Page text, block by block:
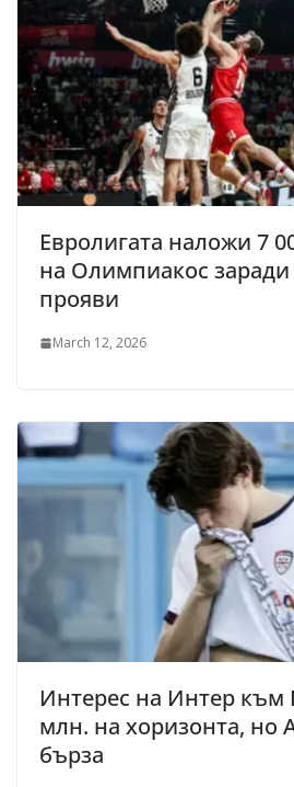
Евролигата наложи 7
на Олимпиакос
прояви
March 12, 2026
Интерес на Интер към
млн. на хоризонта, но
бърза